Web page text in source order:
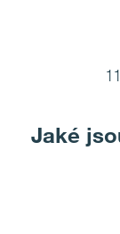
Jaké